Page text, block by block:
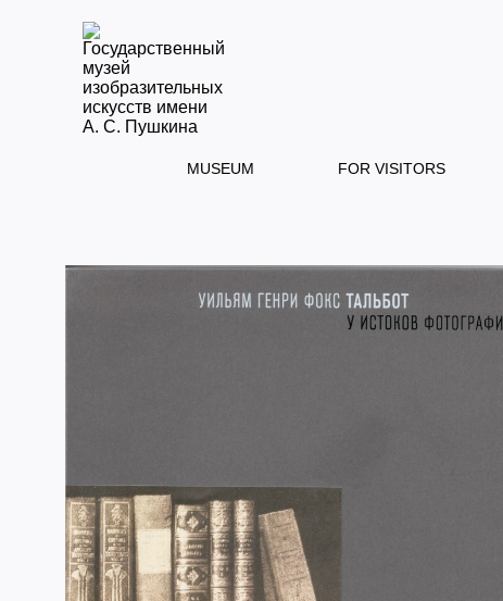
MUSEUM FOR VISITORS